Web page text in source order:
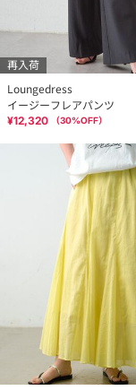
再入荷
Loungedress
イージーフレアパンツ
¥12,320 （30%OFF）